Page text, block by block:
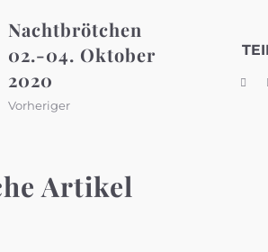
Nachtbrötchen
02.-04. Oktober
2020
Vorheriger
Artikel